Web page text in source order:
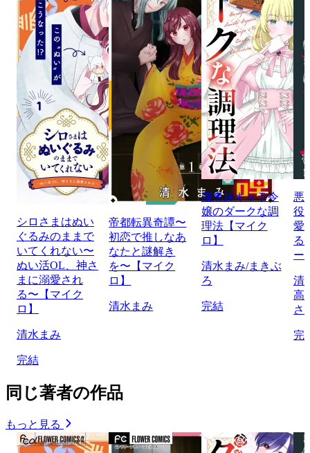
シロさまはぬい
ぐるみのままで
いてくれない〜
ぬい活OL、神さ
まに溺愛され
る〜【マイク
ロ】
清水まみ
完結
帝都転異奇譚〜
初恋で推しなあ
なたと謎解き
を〜【マイク
ロ】
清水まみ
腹黒妹キャラ令
嬢のダークな調
理法【マイク
ロ】
清水まみ/まきぶ
ろ
完結
悪
役
愛
る
ー
清
高
さ
完
同じ著者の作品
もっと見る